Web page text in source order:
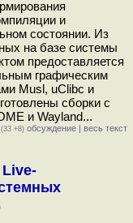
и
состоянии. Из
на базе системы
предоставляется
графическим
Musl, uClibc и
сборки с
и Wayland...
(33 +8) обсуждение | весь текст